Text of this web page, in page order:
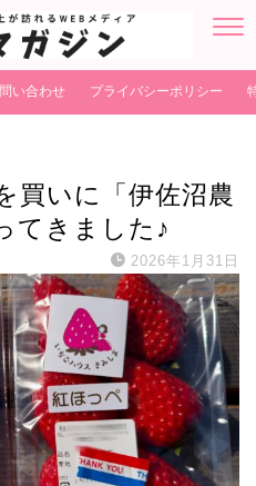
い合わせ プライバシーポリシー
買いに「伊佐沼農
てきました♪
2026年1月31日